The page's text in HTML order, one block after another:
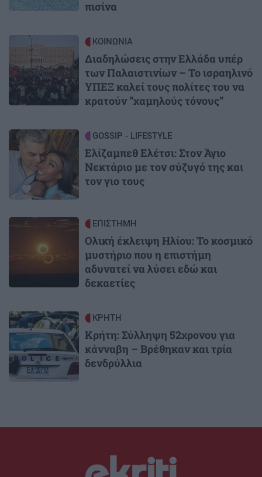
πισίνα
ΚΟΙΝΩΝΙΑ
Διαδηλώσεις στην Ελλάδα υπέρ
των Παλαιστινίων – Το ισραηλινό
ΥΠΕΞ καλεί τους πολίτες του να
κρατούν ”χαμηλούς τόνους”
Image GOSSIP - LIFESTYLE
Ελίζαμπεθ Ελέτσι: Στον Άγιο
Νεκτάριο με τον σύζυγό της και
τον γιο τους
Image ΕΠΙΣΤΗΜΗ
Ολική έκλειψη Ηλίου: Το κοσμικό
μυστήριο που η επιστήμη
αδυνατεί να λύσει εδώ και
δεκαετίες
Image ΚΡΗΤΗ
Κρήτη: Σύλληψη 52χρονου για
κάνναβη – Βρέθηκαν και τρία
δενδρύλλια